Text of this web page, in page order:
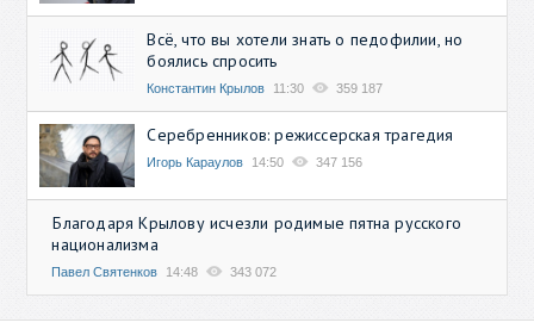
Всё, что вы хотели знать о педофилии, но
боялись спросить
Константин Крылов 11:30 359 187
Серебренников: режиссерская трагедия
Игорь Караулов 14:50 347 156
Благодаря Крылову исчезли родимые пятна русского
национализма
Павел Святенков 14:48 343 072